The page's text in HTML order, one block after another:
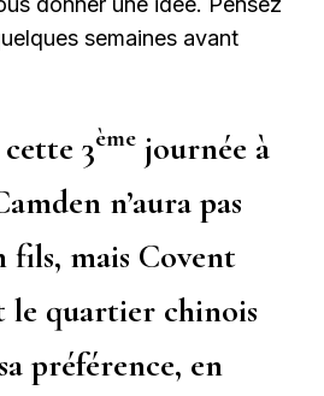
semaines avant
3ème journée à
n’aura pas
fils, mais Covent
le quartier chinois
préférence, en